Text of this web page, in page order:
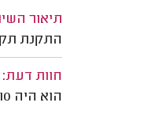
תיאור
התקנת
חוות דעת:
הוא היה 10!